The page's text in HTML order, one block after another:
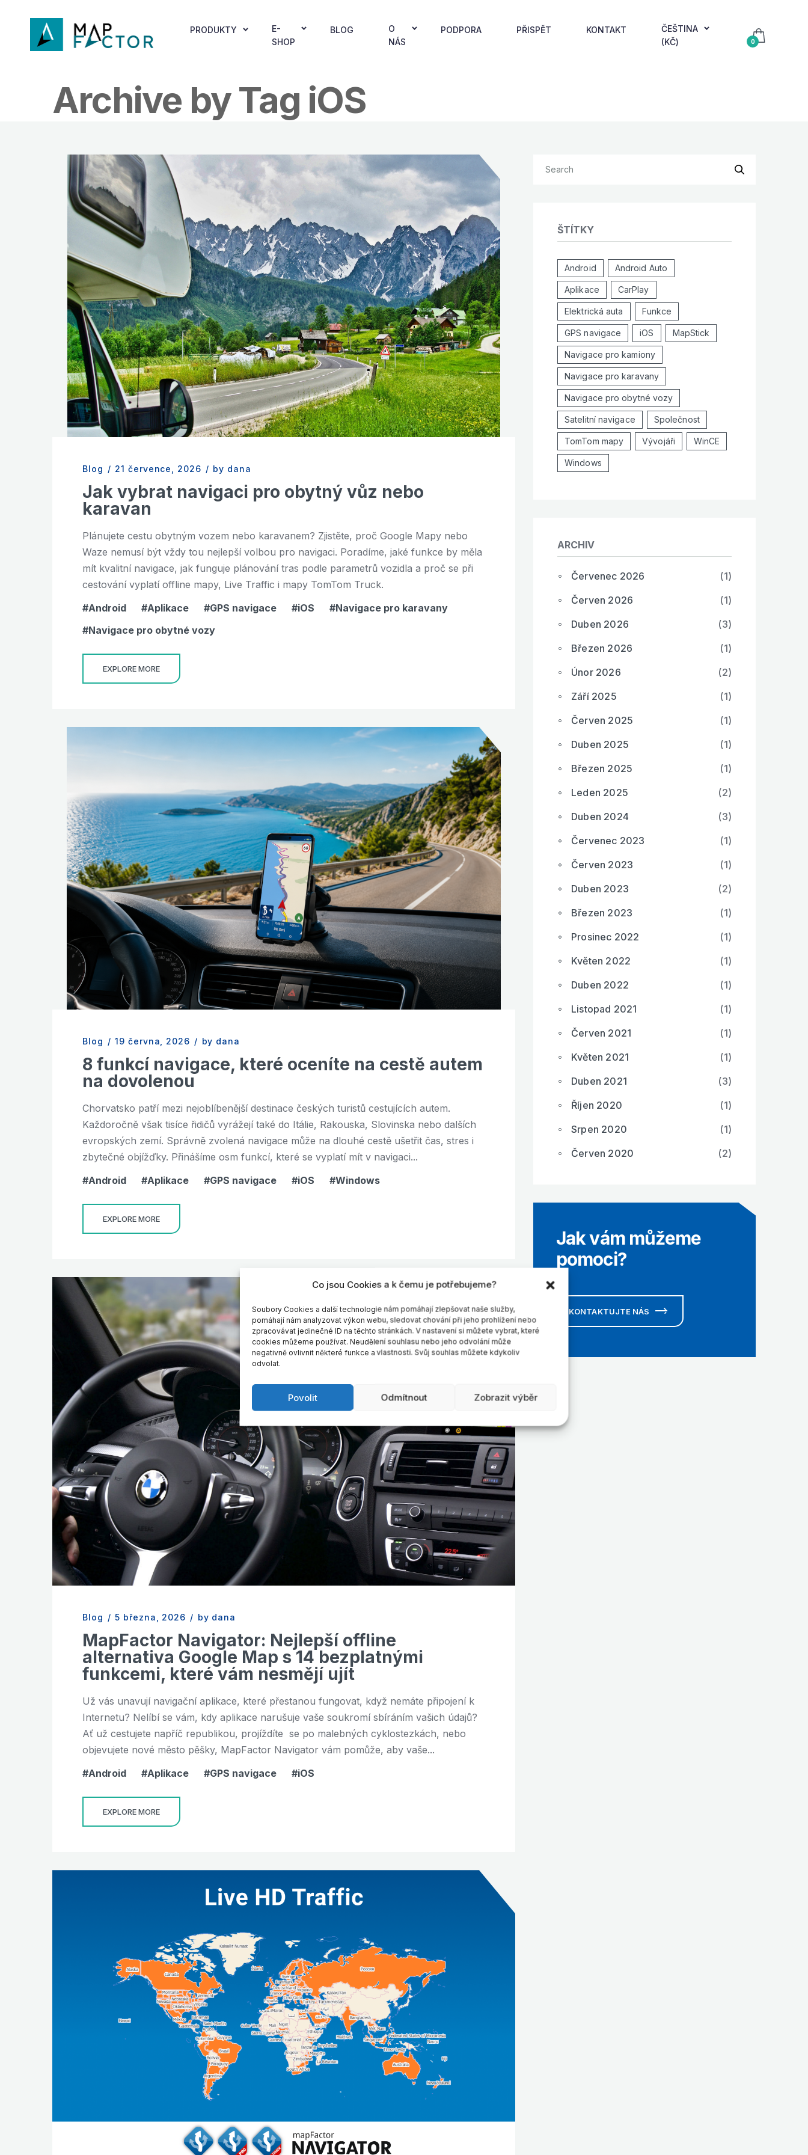
Co jsou Cookies a k čemu je potřebujeme?
Soubory Cookies a další technologie nám pomáhají zlepšovat naše služby,
pomáhají nám analyzovat výkon webu, sledovat chování při jeho prohlížení nebo
zpracovávat jedinečné ID na těchto stránkách. V nastavení si můžete vybrat, které
cookies můžeme používat. Neudělení souhlasu nebo jeho odvolání může
negativně ovlivnit některé funkce a vlastnosti. Svůj souhlas můžete kdykoliv
odvolat.
Povolit Odmítnout Zobrazit výběr
PRODUKTY
E-
SHOP
BLOG
O
NÁS
PODPORA PŘISPĚT KONTAKT
ČEŠTINA
(KČ)
0
Archive by Tag iOS
Blog / 21 července, 2026 / by dana
Jak vybrat navigaci pro obytný vůz nebo
karavan
Plánujete cestu obytným vozem nebo karavanem? Zjistěte, proč Google Mapy nebo
Waze nemusí být vždy tou nejlepší volbou pro navigaci. Poradíme, jaké funkce by měla
mít kvalitní navigace, jak funguje plánování tras podle parametrů vozidla a proč se při
cestování vyplatí offline mapy, Live Traffic i mapy TomTom Truck.
Android
Aplikace GPS navigace iOS
Navigace pro karavany
Navigace pro obytné vozy
EXPLORE MORE
Blog / 19 června, 2026 / by dana
8 funkcí navigace, které oceníte na cestě autem
na dovolenou
Chorvatsko patří mezi nejoblíbenější destinace českých turistů cestujících autem.
Každoročně však tisíce řidičů vyrážejí také do Itálie, Rakouska, Slovinska nebo dalších
evropských zemí. Správně zvolená navigace může na dlouhé cestě ušetřit čas, stres i
zbytečné objížďky. Přinášíme osm funkcí, které se vyplatí mít v navigaci...
Android
Aplikace GPS navigace iOS Windows
EXPLORE MORE
Blog / 5 března, 2026 / by dana
MapFactor Navigator: Nejlepší offline
alternativa Google Map s 14 bezplatnými
funkcemi, které vám nesmějí ujít
Už vás unavují navigační aplikace, které přestanou fungovat, když nemáte připojení k
Internetu? Nelíbí se vám, kdy aplikace narušuje vaše soukromí sbíráním vašich údajů?
Ať už cestujete napříč republikou, projíždíte se po malebných cyklostezkách, nebo
objevujete nové město pěšky, MapFactor Navigator vám pomůže, aby vaše...
Android
Aplikace GPS navigace iOS
EXPLORE MORE
ŠTÍTKY
Android Android Auto
Aplikace CarPlay
Elektrická auta Funkce
GPS navigace iOS MapStick
Navigace pro kamiony
Navigace pro karavany
Navigace pro obytné vozy
Satelitní navigace Společnost
TomTom mapy Vývojáři WinCE
Windows
ARCHIV
Červenec 2026
(1)
Červen 2026
(1)
Duben 2026
(3)
Březen 2026
(1)
Únor 2026
(2)
Září 2025
(1)
Červen 2025
(1)
Duben 2025
(1)
Březen 2025
(1)
Leden 2025
(2)
Duben 2024
(3)
Červenec 2023
(1)
Červen 2023
(1)
Duben 2023
(2)
Březen 2023
(1)
Prosinec 2022
(1)
Květen 2022
(1)
Duben 2022
(1)
Listopad 2021
(1)
Červen 2021
(1)
Květen 2021
(1)
Duben 2021
(3)
Říjen 2020
(1)
Srpen 2020
(1)
Červen 2020
(2)
Jak vám můžeme
pomoci?
KONTAKTUJTE NÁS